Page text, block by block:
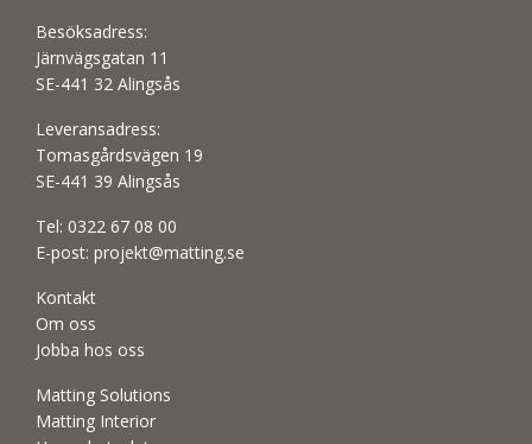
Besöksadress:
Järnvägsgatan 11
SE-441 32 Alingsås
Leveransadress:
Tomasgårdsvägen 19
SE-441 39 Alingsås
Tel: 0322 67 08 00
E-post: projekt@matting.se
Kontakt
Om oss
Jobba hos oss
Matting Solutions
Matting Interior